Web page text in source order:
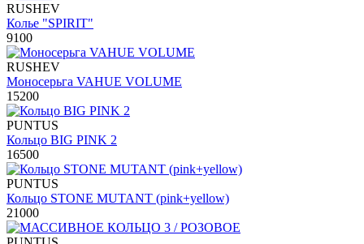
RUSHEV
Колье "SPIRIT"
9100
RUSHEV
Моносерьга VAHUE VOLUME
15200
PUNTUS
Кольцо BIG PINK 2
16500
PUNTUS
Кольцо STONE MUTANT (pink+yellow)
21000